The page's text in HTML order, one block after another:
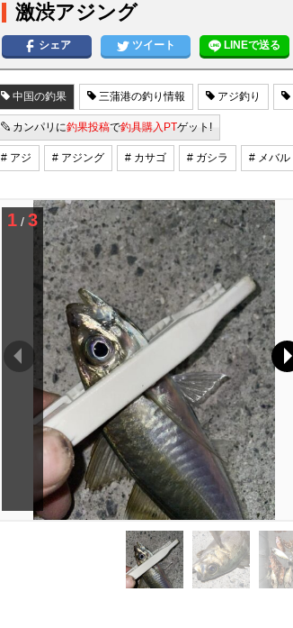
激渋アジング
シェア ツイート LINEで送る
中国の釣果 三蒲港の釣り情報 アジ釣り
カンパリに釣果投稿で釣具購入PTゲット!
# アジ # アジング # カサゴ # ガシラ # メバル
1 / 3